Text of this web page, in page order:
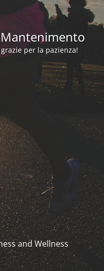
per la pazienza!
and Wellness